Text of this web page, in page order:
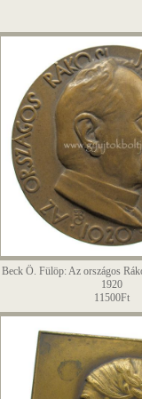
Beck Ö. Fülöp: Az országos
1920
11500Ft